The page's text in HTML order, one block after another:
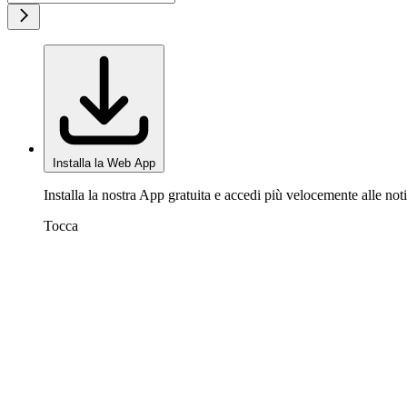
Installa la Web App
Installa la nostra App gratuita e accedi più velocemente alle
Tocca